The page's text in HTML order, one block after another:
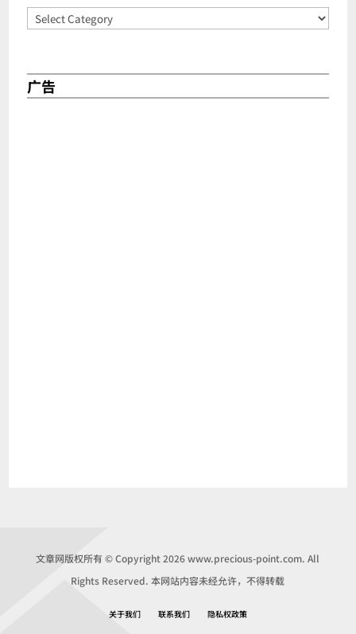
Categories
广告
文章网版权所有 © Copyright 2026 www.precious-point.com. All
Rights Reserved. 本网站内容未经允许，不得转载
关于我们 联系我们 隐私权政策